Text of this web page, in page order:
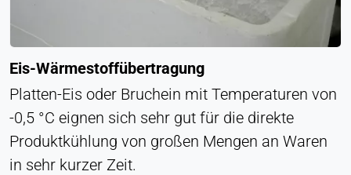
Eis-Wärmestoffübertragung
Platten-Eis oder Bruchein mit Temperaturen von
-0,5 °C eignen sich sehr gut für die direkte
Produktkühlung von großen Mengen an Waren
in sehr kurzer Zeit.